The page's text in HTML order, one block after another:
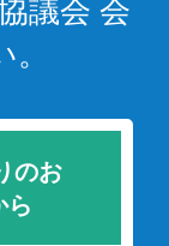
議会 会
のお
ら